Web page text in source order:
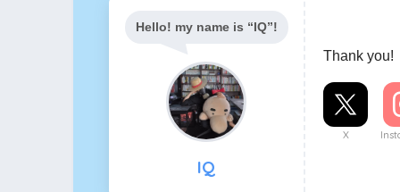
Hello! my name is “IQ”!
IQ
Thank you!
X